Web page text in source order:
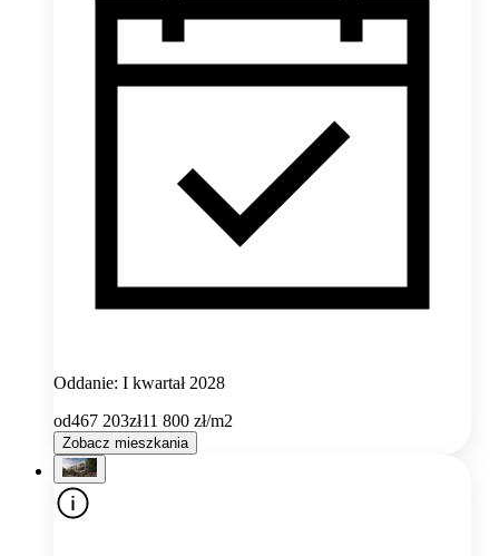
Oddanie: I kwartał 2028
od467 203zł11 800 zł/m2
Zobacz mieszkania